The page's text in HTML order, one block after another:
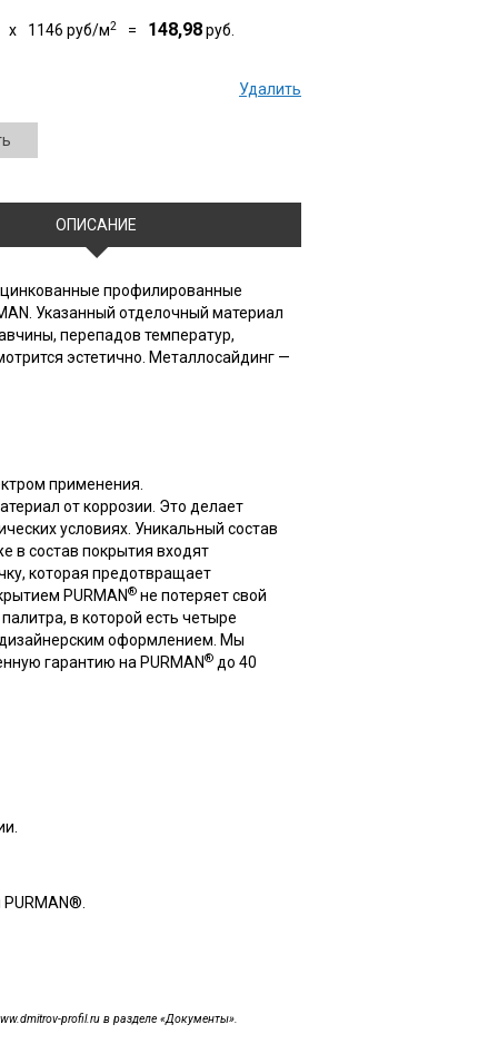
x 1146 руб/м2 = 148,98руб.
Удалить
ОПИСАНИЕ
профилированные
Указанный отделочный материал
перепадов температур,
эстетично. Металлосайдинг —
применения.
от коррозии. Это делает
условиях. Уникальный состав
в состав покрытия входят
которая предотвращает
PURMAN®не потеряет свой
в которой есть четыре
оформлением. Мы
гарантию на PURMAN®до 40
profil.ru в разделе «Документы».